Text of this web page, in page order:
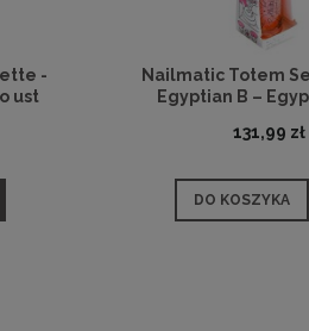
-
ust
Nailmatic Totem
Egyptian B –
131,99 zł
DO KOSZYKA